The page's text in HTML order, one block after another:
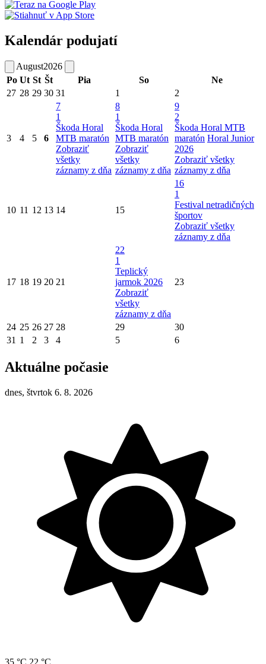
Kalendár podujatí
August2026
Po Ut St Št Pia So
Ne
27 28 29 30 31 1 2
3 4 5 6
7
1
Škoda Horal
MTB maratón
Zobraziť
všetky
záznamy z dňa
8
1
Škoda Horal
MTB maratón
Zobraziť
všetky
záznamy z dňa
9
2
Škoda Horal MTB
maratón Horal Junior
2026
Zobraziť všetky
záznamy z dňa
10 11 12 13 14 15
16
1
Festival netradičných
športov
Zobraziť všetky
záznamy z dňa
17 18 19 20 21
22
1
Teplický
jarmok 2026
Zobraziť
všetky
záznamy z dňa
23
24 25 26 27 28 29
30
31 1 2 3 4 5 6
Aktuálne počasie
dnes, štvrtok 6. 8. 2026
35 °C 22 °C